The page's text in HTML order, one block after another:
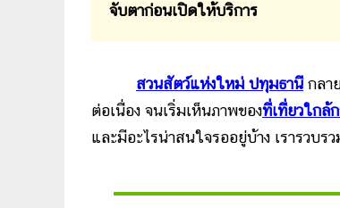
จับตาก่อนเปิดให้บริการ
สวนสัตว์แห่งใหม่ ปทุมธานีกลา
ต่อเนื่อง จนเริ่มเห็นภาพของที่เที่ยวใกล้
และมีอะไรน่าสนใจรออยู่บ้าง เรารวบ